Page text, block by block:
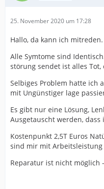
25. November 2020 um 17:28
Hallo, da kann ich mitreden.
Alle Symtome sind
störung sendet ist alles Tot,
Selbiges Problem hatte ich
mit Ungünstiger lage
Es gibt nur eine Lösung,
Ausgetauscht werden, dass
Kostenpunkt 2,5T Euros
sind mir mit Arbeitsleistung
Reparatur ist nicht möglich